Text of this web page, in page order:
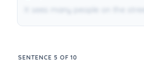
SENTENCE 5 OF 10